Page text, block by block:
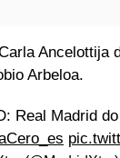
Ancelottija
Arbeloa.
Real Madrid